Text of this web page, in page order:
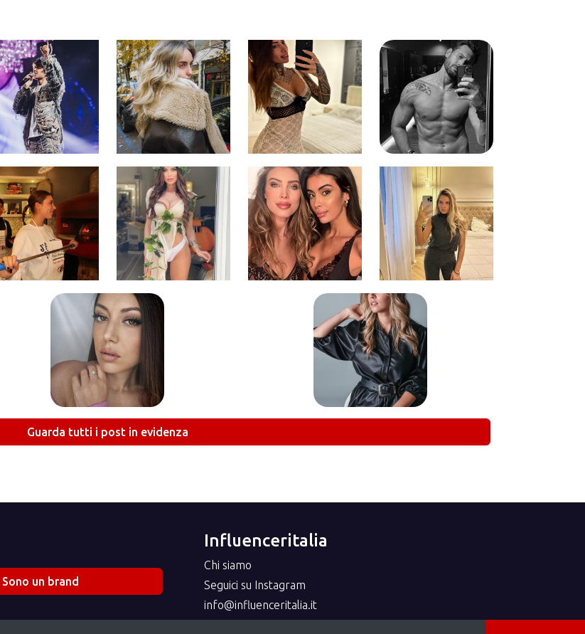
Guarda tutti i post in evidenza
Sono un brand
Influenceritalia
Chi siamo
Seguici su Instagram
info@influenceritalia.it